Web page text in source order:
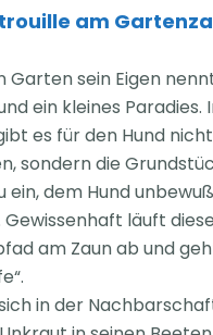
am
Garten sein Eigen
ein kleines Paradies.
es für den Hund
sondern die
ein, dem Hund
Gewissenhaft läuft
am Zaun ab und
in der